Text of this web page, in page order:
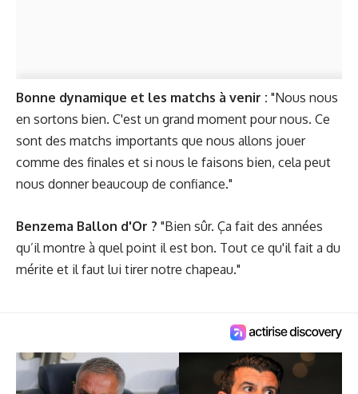
Bonne dynamique et les matchs à venir : "Nous nous
en sortons bien. C'est un grand moment pour nous. Ce
sont des matchs importants que nous allons jouer
comme des finales et si nous le faisons bien, cela peut
nous donner beaucoup de confiance."
Benzema Ballon d'Or ? "Bien sûr. Ça fait des années
qu’il montre à quel point il est bon. Tout ce qu'il fait a du
mérite et il faut lui tirer notre chapeau."